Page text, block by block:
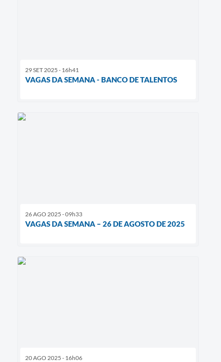
29 SET 2025 - 16h41
VAGAS DA SEMANA - BANCO DE TALENTOS
26 AGO 2025 - 09h33
VAGAS DA SEMANA – 26 DE AGOSTO DE 2025
20 AGO 2025 - 16h06